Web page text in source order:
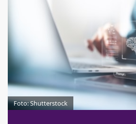
Foto: Shutterstock